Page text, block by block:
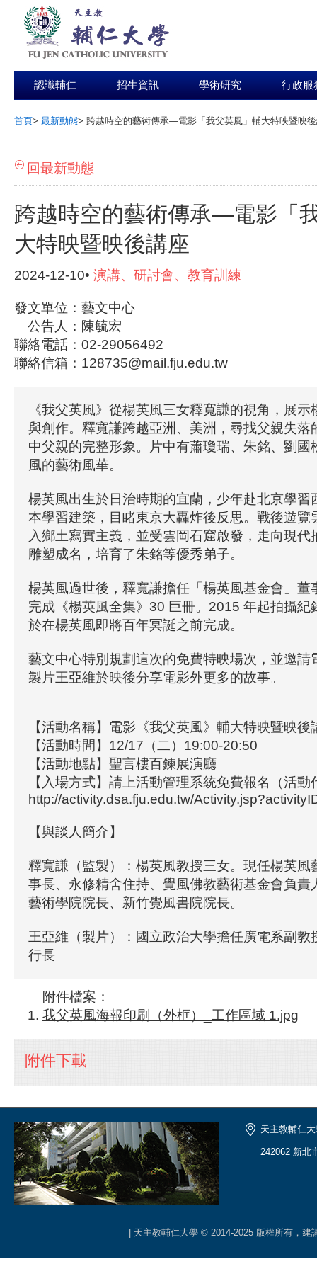
認識輔仁 招生資訊 學術研究 行政服
首頁> 最新動態> 跨越時空的藝術傳承—電影「我父英風」輔大特映暨映
回最新動態
跨越時空的藝術傳承—電影「
大特映暨映後講座
2024-12-10• 演講、研討會、教育訓練
發文單位：藝文中心
公告人：陳毓宏
聯絡電話：02-29056492
聯絡信箱：128735@mail.fju.edu.tw
《我父英風》從楊英風三女釋寬謙的視角，展
與創作。釋寬謙跨越亞洲、美洲，尋找父親失落
中父親的完整形象。片中有蕭瓊瑞、朱銘、劉國
風的藝術風華。
楊英風出生於日治時期的宜蘭，少年赴北京學習
本學習建築，目睹東京大轟炸後反思。戰後遊覽
入鄉土寫實主義，並受雲岡石窟啟發，走向現代
雕塑成名，培育了朱銘等優秀弟子。
楊英風過世後，釋寬謙擔任「楊英風基金會」董
完成《楊英風全集》30 巨冊。2015 年起拍攝紀
於在楊英風即將百年冥誕之前完成。
藝文中心特別規劃這次的免費特映場次，並邀請
製片王亞維於映後分享電影外更多的故事。
【活動名稱】電影《我父英風》輔大特映暨映後
【活動時間】12/17（二）19:00-20:50
【活動地點】聖言樓百鍊展演廳
【入場方式】請上活動管理系統免費報名（活
http://activity.dsa.fju.edu.tw/
【與談人簡介】
釋寬謙（監製）：楊英風教授三女。現任楊英風
事長、永修精舍住持、覺風佛教藝術基金會負責
藝術學院院長、新竹覺風書院院長。
王亞維（製片）：國立政治大學擔任廣電系副教
行長
附件檔案：
我父英風海報印刷（外框）_工作區域 1.jpg
附件下載
天主教輔仁
242062 新北
| 天主教輔仁大學 © 2014-2025 版權所有，